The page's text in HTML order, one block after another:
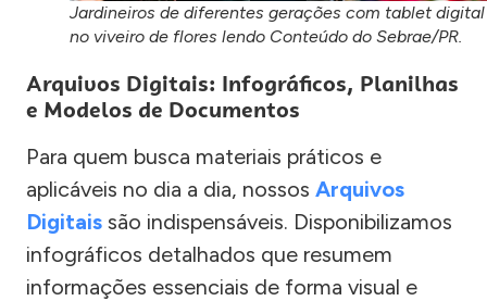
Jardineiros de diferentes gerações com tablet digital
no viveiro de flores lendo Conteúdo do Sebrae/PR.
Arquivos Digitais: Infográficos, Planilhas
e Modelos de Documentos
Para quem busca materiais práticos e
aplicáveis no dia a dia, nossos Arquivos
Digitais são indispensáveis. Disponibilizamos
infográficos detalhados que resumem
informações essenciais de forma visual e